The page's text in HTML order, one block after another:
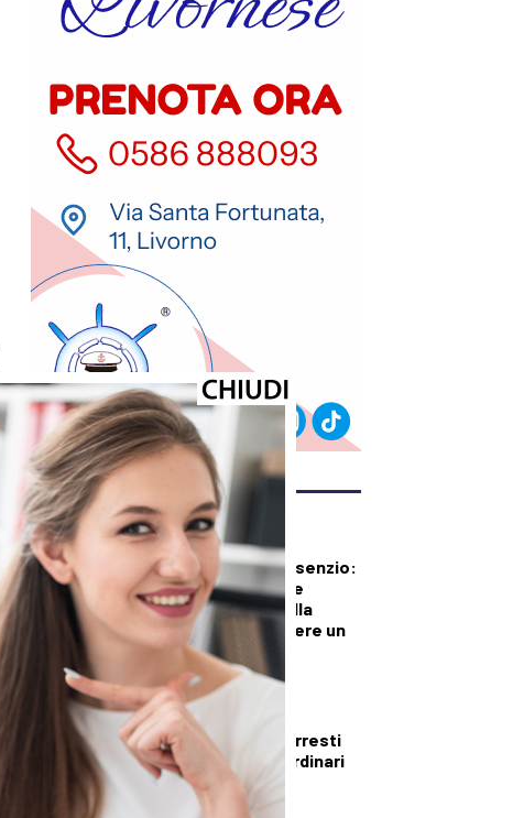
ULTIMI ARTICOLI
CRONACA
Mobilità della Valbisenzio:
Provincia di Prato e
Comuni scrivono alla
Regione per chiedere un
piano concreto di
interventi
PRIMO PIANO
Polizia a Prato, 4 arresti
nei controlli straordinari
nelle ultime due
settimane di luglio